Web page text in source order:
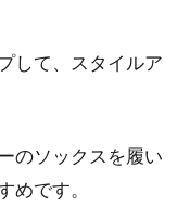
して、スタイルア
のソックスを履い
めです。